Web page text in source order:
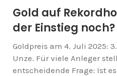
Gold auf
der Einstieg noch?
Goldpreis am 4. Juli 2025:
Unze. Für viele Anleger
entscheidende Frage: Ist